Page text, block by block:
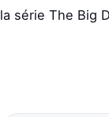
la série The Big